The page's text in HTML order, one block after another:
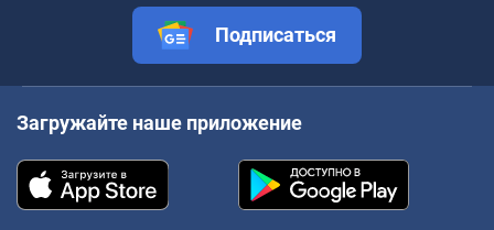
Подписаться
Загружайте наше приложение